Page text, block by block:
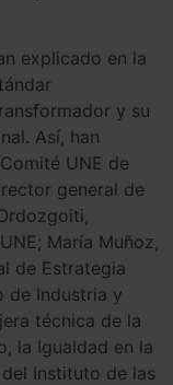
explicado en la
y su
Así, han
UNE de
general de
María Muñoz,
de Estrategia
de Industria y
técnica de la
la Igualdad en la
Instituto de las